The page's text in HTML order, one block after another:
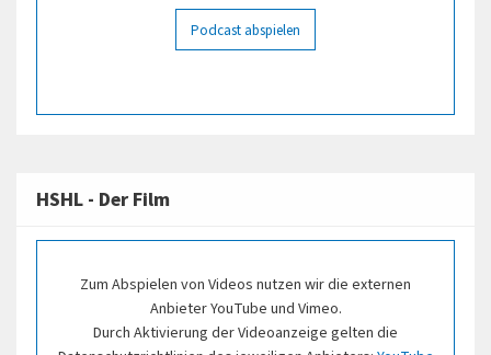
Podcast abspielen
HSHL - Der Film
Zum Abspielen von Videos nutzen wir die externen
Anbieter YouTube und Vimeo.
Durch Aktivierung der Videoanzeige gelten die